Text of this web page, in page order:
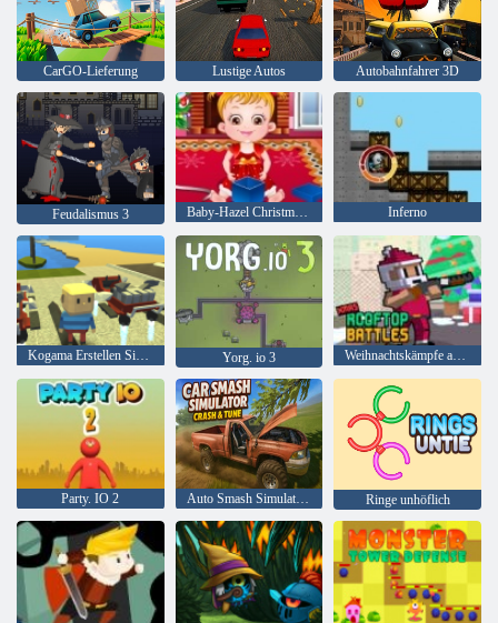
CarGO-Lieferung Lustige Autos Autobahnfahrer 3D
Feudalismus 3 Baby-Hazel Christmas Time Inferno
Kogama Erstellen Sie Ihr Haus Yorg. io 3 Weihnachtskämpfe auf dem Dach
Party. IO 2 Auto Smash Simulator Crash & Tune Ringe unhöflich